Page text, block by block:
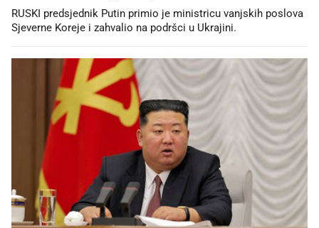
RUSKI predsjednik Putin primio je ministricu vanjskih poslova
Sjeverne Koreje i zahvalio na podršci u Ukrajini.